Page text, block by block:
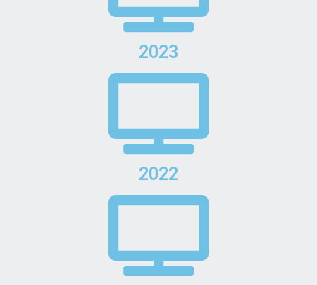
2023
2022